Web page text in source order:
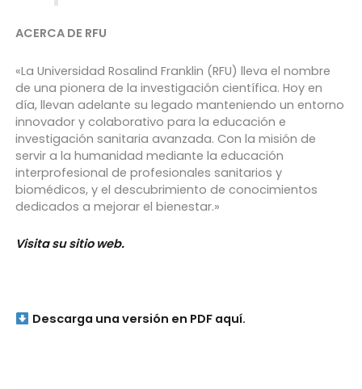
ACERCA DE RFU
«La Universidad Rosalind Franklin (RFU) lleva el nombre
de una pionera de la investigación científica. Hoy en
día, llevan adelante su legado manteniendo un entorno
innovador y colaborativo para la educación e
investigación sanitaria avanzada. Con la misión de
servir a la humanidad mediante la educación
interprofesional de profesionales sanitarios y
biomédicos, y el descubrimiento de conocimientos
dedicados a mejorar el bienestar.»
Visita su sitio web.
Descarga una versión en PDF aquí.